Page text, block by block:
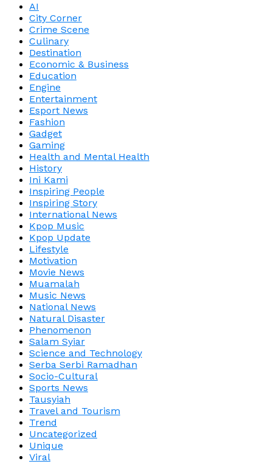
AI
City Corner
Crime Scene
Culinary
Destination
Economic & Business
Education
Engine
Entertainment
Esport News
Fashion
Gadget
Gaming
Health and Mental Health
History
Ini Kami
Inspiring People
Inspiring Story
International News
Kpop Music
Kpop Update
Lifestyle
Motivation
Movie News
Muamalah
Music News
National News
Natural Disaster
Phenomenon
Salam Syiar
Science and Technology
Serba Serbi Ramadhan
Socio-Cultural
Sports News
Tausyiah
Travel and Tourism
Trend
Uncategorized
Unique
Viral